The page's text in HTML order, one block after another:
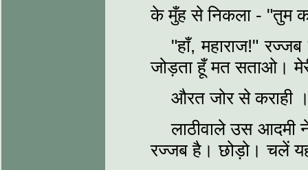
के मुँह से निकला - "तुम
"हाँ, महाराज!"
जोड़ता हूँ मत सताओ।
औरत जोर से कराही
लाठीवाले उस आदमी
रज्जब है। छोड़ो। चलें